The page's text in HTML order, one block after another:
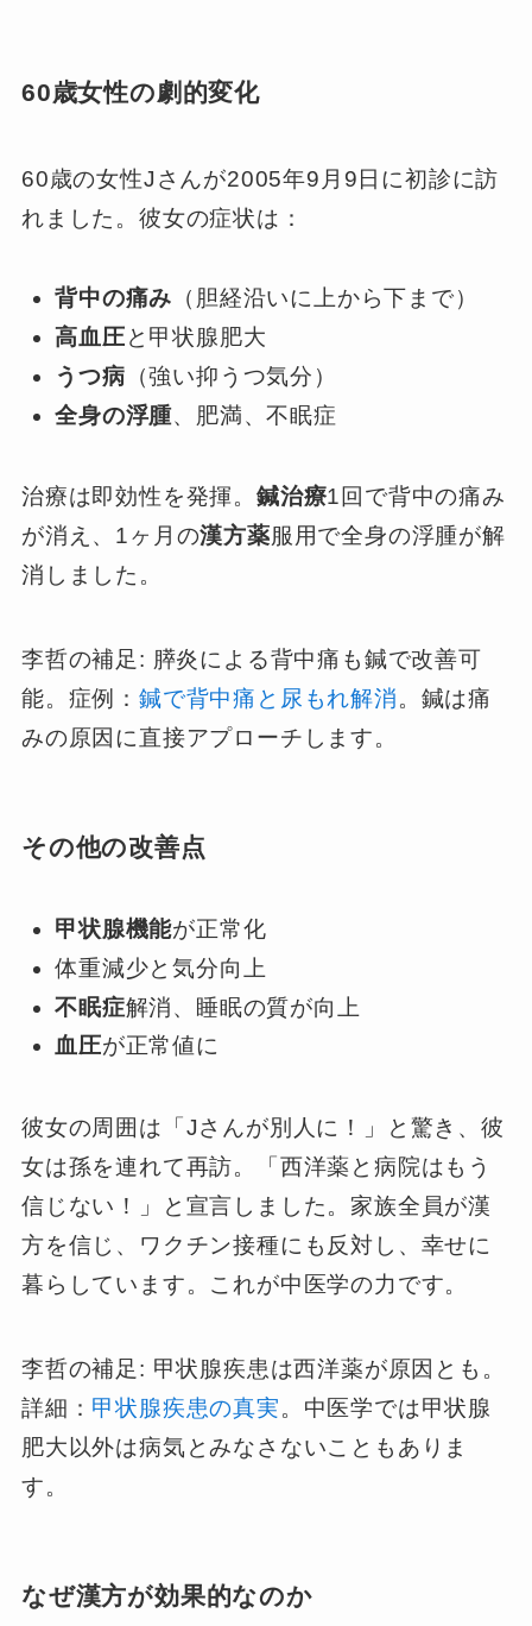
60歳女性の劇的変化
60歳の女性Jさんが2005年9月9日に初診に訪
れました。彼女の症状は：
背中の痛み （胆経沿いに上から下まで）
高血圧と甲状腺肥大
うつ病 （強い抑うつ気分）
全身の浮腫、肥満、不眠症
治療は即効性を発揮。 鍼治療1回で背中の痛み
が消え、1ヶ月の漢方薬服用で全身の浮腫が解
消しました。
李哲の補足: 膵炎による背中痛も鍼で改善可
能。症例： 鍼で背中痛と尿もれ解消。鍼は痛
みの原因に直接アプローチします。
その他の改善点
甲状腺機能が正常化
体重減少と気分向上
不眠症解消、睡眠の質が向上
血圧が正常値に
彼女の周囲は「Jさんが別人に！」と驚き、彼
女は孫を連れて再訪。「西洋薬と病院はもう
信じない！」と宣言しました。家族全員が漢
方を信じ、ワクチン接種にも反対し、幸せに
暮らしています。これが中医学の力です。
李哲の補足: 甲状腺疾患は西洋薬が原因とも。
詳細： 甲状腺疾患の真実。中医学では甲状腺
肥大以外は病気とみなさないこともありま
す。
なぜ漢方が効果的なのか